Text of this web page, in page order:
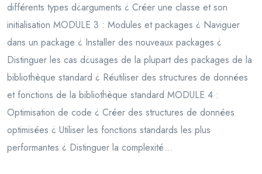
différents types d¿arguments ¿ Créer une classe et son
initialisation MODULE 3 : Modules et packages ¿ Naviguer
dans un package ¿ Installer des nouveaux packages ¿
Distinguer les cas d¿usages de la plupart des packages de la
bibliothèque standard ¿ Réutiliser des structures de données
et fonctions de la bibliothèque standard MODULE 4 :
Optimisation de code ¿ Créer des structures de données
optimisées ¿ Utiliser les fonctions standards les plus
performantes ¿ Distinguer la complexité...